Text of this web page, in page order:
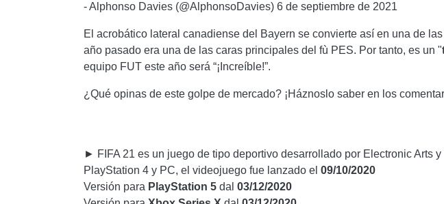
- Alphonso Davies (@AlphonsoDavies) 6 de septiembre de 2021
El acrobático lateral canadiense del Bayern se convierte así en una de
año pasado era una de las caras principales del fù PES. Por tanto, es un "
equipo FUT este año será “¡Increíble!”.
¿Qué opinas de este golpe de mercado? ¡Háznoslo saber en los
► FIFA 21 es un juego de tipo deportivo desarrollado por Electronic Arts
PlayStation 4 y PC, el videojuego fue lanzado el 09/10/2020
Versión para PlayStation 5 dal 03/12/2020